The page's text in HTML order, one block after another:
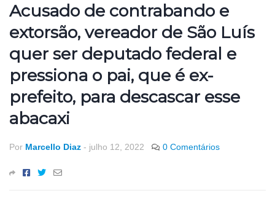
Acusado de contrabando e
extorsão, vereador de São Luís
quer ser deputado federal e
pressiona o pai, que é ex-
prefeito, para descascar esse
abacaxi
Por Marcello Diaz - julho 12, 2022 0 Comentários